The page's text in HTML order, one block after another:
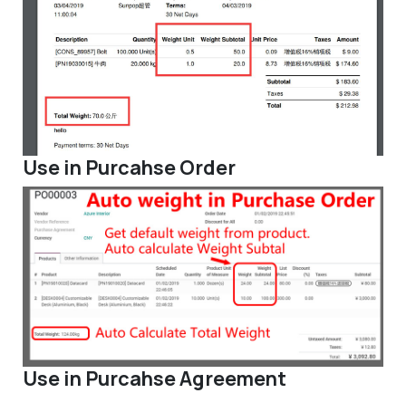
Use in Purcahse Order
Use in Purcahse Agreement